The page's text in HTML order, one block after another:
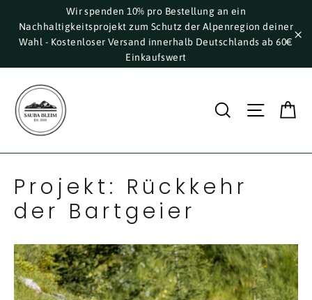
zum
Inhalt
Wir spenden 10% pro Bestellung an ein
Nachhaltigkeitsprojekt zum Schutz der Alpenregion deiner
Wahl - Kostenloser Versand innerhalb Deutschlands ab 60€
Einkaufswert
Suche
Projekt: Rückkehr
der Bartgeier